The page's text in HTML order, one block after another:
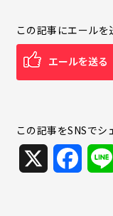
この記事にエールを
エールを送る
この記事をSNSでシ